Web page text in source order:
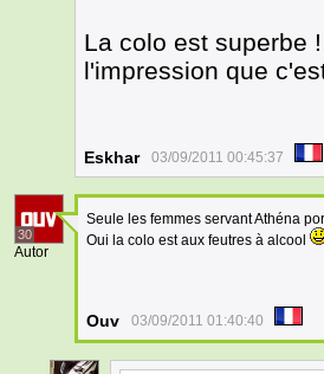
La colo est superbe
l'impression que
Eskhar 03/09/2011 00:45:37
30
Autor
Seule les femmes servant Athéna
Oui la colo est aux feutres à alcool
Ouv 03/09/2011 01:40:40